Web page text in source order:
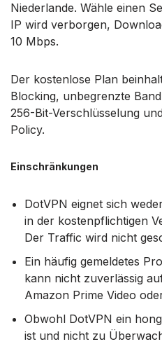
Niederlande. Wähle einen
IP wird verborgen,
10 Mbps.
Der kostenlose Plan
Blocking, unbegrenzte
256-Bit-Verschlüsselung
Policy.
Einschränkungen
DotVPN eignet sich
in der kostenpflichtigen
Der Traffic wird nicht
Ein häufig gemeldetes
kann nicht zuverlässig
Amazon Prime Video
Obwohl DotVPN ein
ist und nicht zu